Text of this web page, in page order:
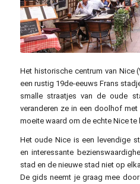
Olga
Het historische centrum van Nice
een rustig 19de-eeuws Frans
smalle straatjes van de oude
veranderen ze in een doolhof
moeite waard om de echte Nice te
Het oude Nice is een levendige
en interessante
stad en de nieuwe stad niet op
De gids neemt je graag mee